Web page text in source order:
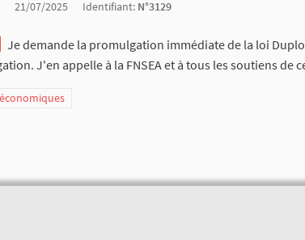
21/07/2025 Identifiant: N°3129
Je demande la promulgation immédiate de la loi
J'en appelle à la FNSEA et à tous les soutiens de